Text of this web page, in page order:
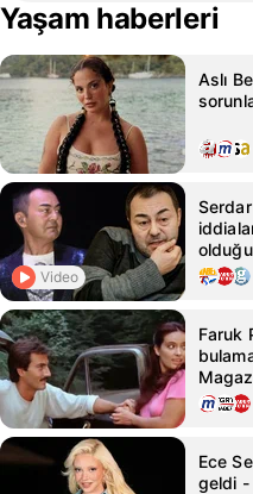
Yaşam haberleri
Aslı
Video
Faruk
Ece
geldi -